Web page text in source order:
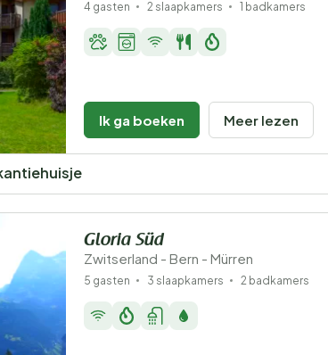
4 gasten 2 slaapkamers 1 badkamers
Ik ga boeken Meer lezen
Gloria Süd
Zwitserland - Bern - Mürren
5 gasten 3 slaapkamers 2 badkamers